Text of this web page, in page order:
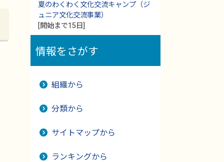
夏のわくわく文化交流キャンプ（ジ
ュニア文化交流事業）
[開始まで15日]
情報をさがす
組織から
分類から
サイトマップから
ランキングから